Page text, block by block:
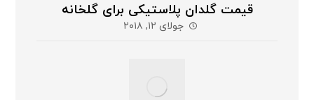
قیمت گلدان پلاستیکی برای گلخانه
جولای ۱۲, ۲۰۱۸